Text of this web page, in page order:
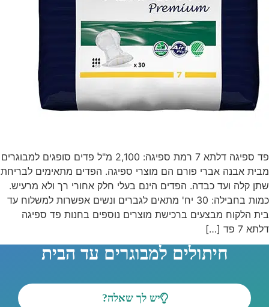
פד ספיגה דלתא 7 רמת ספיגה: 2,100 מ"ל פדים סופגים למבוגרים
מבית אבנה אברי פורם הם מוצרי ספיגה. הפדים מתאימים לבריחת
שתן קלה ועד כבדה. הפדים הינם בעלי חלק אחורי רך ולא מרעיש.
כמות בחבילה: 30 יח' מתאים לגברים ונשים אפשרות למשלוח עד
בית הלקוח מבצעים ברכישת מוצרים נוספים בחנות פד ספיגה
דלתא 7 פד […]
חיתולים למבוגרים עד הבית
יש לך שאלה?